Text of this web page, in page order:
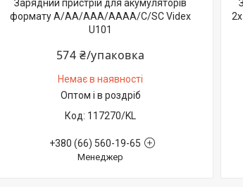
Зарядний пристрій для акумуляторів
формату A/AA/AAA/AAAA/C/SC Videx
U101
574 ₴/упаковка
Немає в наявності
Оптом і в роздріб
117270/KL
+380 (66) 560-19-65
Менеджер